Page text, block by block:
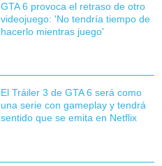
GTA 6 provoca el retraso de otro
videojuego: 'No tendría tiempo de
hacerlo mientras juego'
El Tráiler 3 de GTA 6 será como
una serie con gameplay y tendrá
sentido que se emita en Netflix